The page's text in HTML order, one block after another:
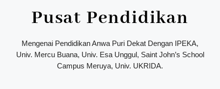
Pusat Pendidikan
Mengenai Pendidikan Anwa Puri Dekat Dengan IPEKA,
Univ. Mercu Buana, Univ. Esa Unggul, Saint John’s School
Campus Meruya, Univ. UKRIDA.